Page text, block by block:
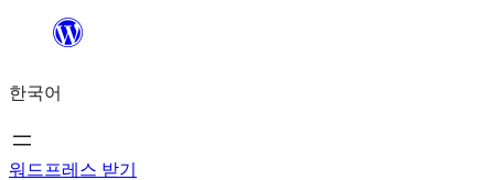
츠
로
바
한국어
워드프레스 받기